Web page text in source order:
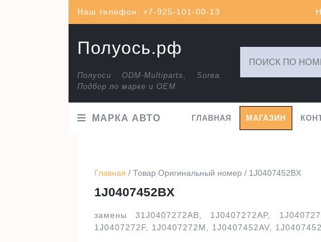
Наш телефон: +7-925-101-00-13
Полуось.рф
Полуоси ODM-Multiparts, Sorea.
Подбор по марке и ОЕМ
МАРКА АВТО ГЛАВНАЯ МАГАЗИН
Главная / Товар Оригинальный номер / 1J0407452BX
1J0407452BX
замены 31J0407272AB, 1J0407272AP,
1J0407272F, 1J0407272M, 1J0407452AV,